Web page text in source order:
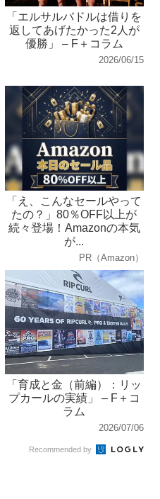
「エルサルバドルは借りを
返してあげたかった2人が
優勝」 – F＋コラム
2026/06/15
「え、こんなセールやって
たの？」80％OFF以上が
続々登場！Amazonの本気
が...
PR（Amazon）
「育成と金（前編）：リッ
プカールの実績」 – F＋コ
ラム
2026/07/06
Recommended by